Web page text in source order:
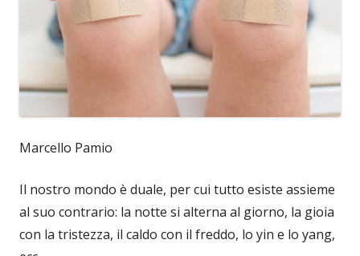
Marcello Pamio
Il nostro mondo è duale, per cui tutto esiste assieme
al suo contrario: la notte si alterna al giorno, la gioia
con la tristezza, il caldo con il freddo, lo yin e lo yang,